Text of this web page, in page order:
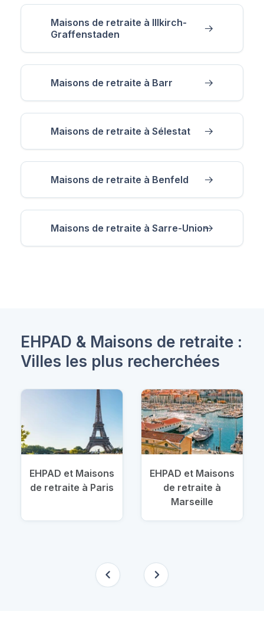
Maisons de retraite à Illkirch-
Graffenstaden
Maisons de retraite à Barr
Maisons de retraite à Sélestat
Maisons de retraite à Benfeld
Maisons de retraite à Sarre-Union
EHPAD & Maisons de retraite :
Villes les plus recherchées
EHPAD et Maisons
de retraite à Paris
EHPAD et Maisons
de retraite à
Marseille